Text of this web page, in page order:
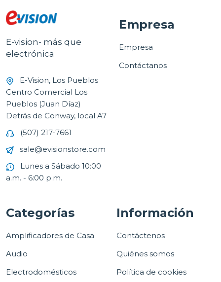
E-vision- más que
electrónica
E-Vision, Los Pueblos
Centro Comercial Los
Pueblos (Juan Díaz)
Detrás de Conway, local A7
(507) 217-7661
sale@evisionstore.com
Lunes a Sábado 10:00
a.m. - 6:00 p.m.
Empresa
Empresa
Contáctanos
Categorías
Amplificadores de Casa
Audio
Electrodomésticos
Información
Contáctenos
Quiénes somos
Política de cookies